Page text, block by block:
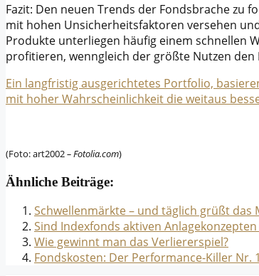
Fazit: Den neuen Trends der Fondsbrache zu
mit hohen Unsicherheitsfaktoren versehen
Produkte unterliegen häufig einem schnellen
profitieren, wenngleich der größte Nutzen
Ein langfristig ausgerichtetes Portfolio,
mit hoher Wahrscheinlichkeit die weitaus
(Foto: art2002– Fotolia.com)
Ähnliche Beiträge:
Schwellenmärkte – und täglich grüßt das
Sind Indexfonds aktiven
Wie gewinnt man das Verliererspiel?
Fondskosten: Der Performance-Killer Nr.